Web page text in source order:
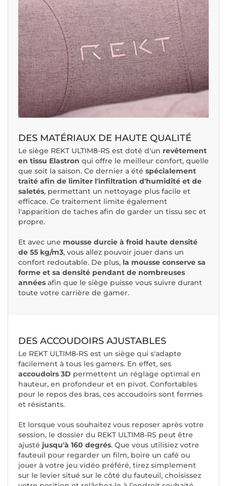
DES MATÉRIAUX DE HAUTE QUALITÉ
Le siège REKT ULTIM8-RS est doté d'un revêtement
en tissu Elastron qui offre le meilleur confort, quelle
que soit la saison. Ce dernier a été spécialement
traité afin de limiter l'infiltration d'humidité et de
saletés, permettant un nettoyage plus facile et
efficace. Ce traitement limite également
l'apparition de taches afin de garder un tissu sec et
propre.
Et avec une mousse durcie à froid haute densité
de 55 kg/m3, vous allez pouvoir jouer dans un
confort redoutable. De plus, la mousse conserve sa
forme et sa densité pendant de nombreuses
années afin que le siège puisse vous suivre durant
toute votre carrière de gamer.
DES ACCOUDOIRS AJUSTABLES
Le REKT ULTIM8-RS est un siège qui s'adapte
facilement à tous les gamers. En effet, ses
accoudoirs 3D permettent un réglage optimal en
hauteur, en profondeur et en pivot. Confortables
pour le repos des bras, ces accoudoirs sont fermes
et résistants.
Et lorsque vous souhaitez vous reposer après votre
session, le dossier du REKT ULTIM8-RS peut être
ajusté jusqu'à 160 degrés. Que vous utilisiez votre
fauteuil pour regarder un film, boire un café ou
jouer à votre jeu vidéo préféré, tirez simplement
sur le levier situé sur le côté du fauteuil, choisissez